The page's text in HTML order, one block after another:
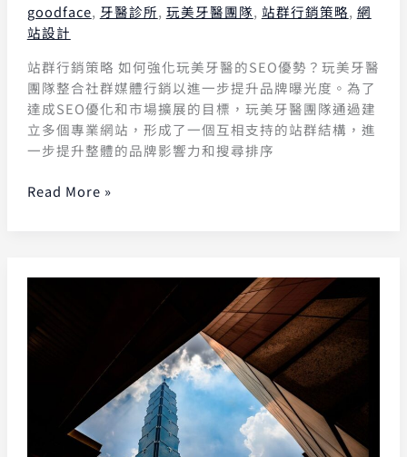
goodface, 牙醫診所, 玩美牙醫團隊, 站群行銷策略, 網
站設計
站群行銷策略 如何強化玩美牙醫的SEO優勢？玩美牙醫
團隊整合社群媒體行銷以進一步提升品牌曝光度。為了
達成SEO優化和市場擴展的目標，玩美牙醫團隊通過建
立多個專業網站，形成了一個互相支持的站群結構，進
一步提升整體的品牌影響力和搜尋排序
Read More »